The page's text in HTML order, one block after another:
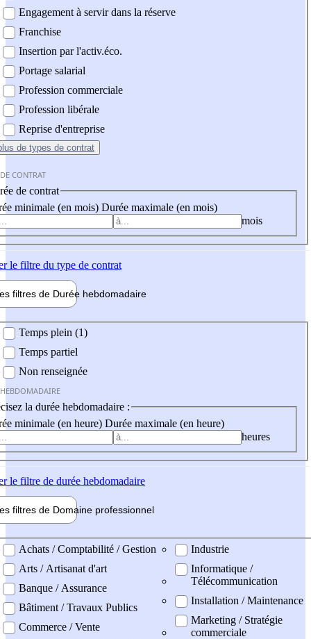
Engagement à servir dans la réserve
Franchise
Insertion par l'activ.éco.
Portage salarial
Profession commerciale
Profession libérale
Reprise d'entreprise
de types de contrat
CONTRAT
de contrat
minimale (en mois) Durée maximale (en mois)
mois
le filtre du type de contrat
filtres de Durée hebdomadaire
Temps plein (1)
Temps partiel
Non renseignée
la durée hebdomadaire :
minimale (en heure) Durée maximale (en heure)
heures
le filtre de durée hebdomadaire
filtres de Domaine professionnel
professionel
Achats / Comptabilité / Gestion
Arts / Artisanat d'art
Banque / Assurance
Bâtiment / Travaux Publics
Commerce / Vente
Industrie
Informatique /
Télécommunication
Installation / Maintenance
Marketing / Stratégie
commerciale